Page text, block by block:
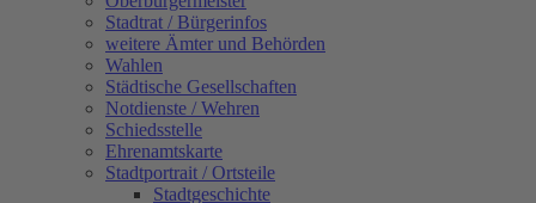
Stadtrat / Bürgerinfos
weitere Ämter und Behörden
Wahlen
Städtische Gesellschaften
Notdienste / Wehren
Schiedsstelle
Ehrenamtskarte
Stadtportrait / Ortsteile
Stadtgeschichte